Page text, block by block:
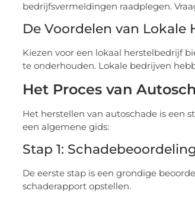
bedrijfsvermeldingen raadplegen.
De Voordelen van Lokale
Kiezen voor een lokaal herstelbedrijf
te onderhouden. Lokale bedrijven
Het Proces van
Het herstellen van autoschade is een
een algemene gids:
Stap 1:
De eerste stap is een grondige
schaderapport opstellen.